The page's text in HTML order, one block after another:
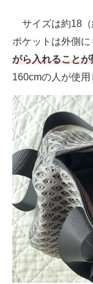
サイズは約18（
ポケットは外側に
がら入れることが
160cmの人が使用